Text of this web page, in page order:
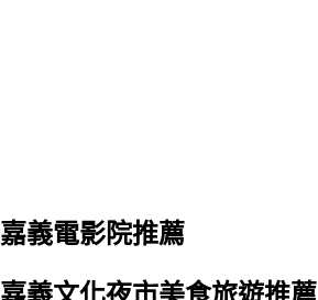
嘉義電影院推薦
嘉義文化夜市美食旅遊推薦